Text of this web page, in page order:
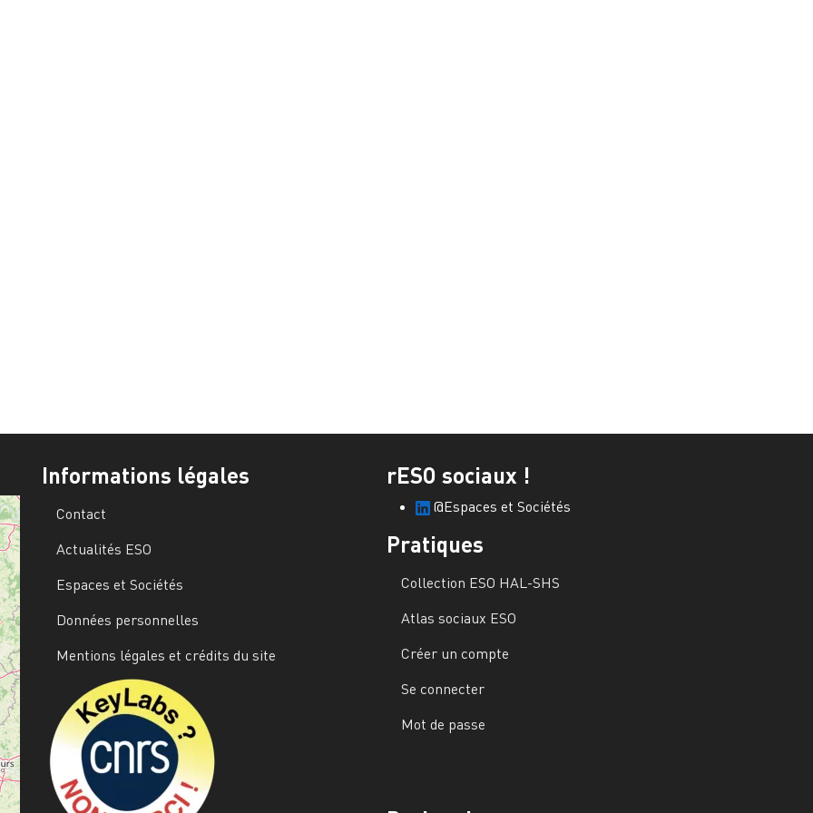
Informations légales
Contact
Actualités ESO
Espaces et Sociétés
Données personnelles
Mentions légales et crédits du site
rESO sociaux !
@Espaces et Sociétés
Pratiques
Collection ESO HAL-SHS
Atlas sociaux ESO
Créer un compte
Se connecter
Mot de passe